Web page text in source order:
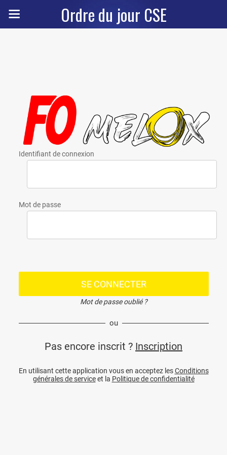
Ordre du jour CSE
Identifiant de connexion
Mot de passe
SE CONNECTER
Mot de passe oublié ?
ou
Pas encore inscrit ? Inscription
En utilisant cette application vous en acceptez lesConditions
générales de serviceet la Politique de confidentialité